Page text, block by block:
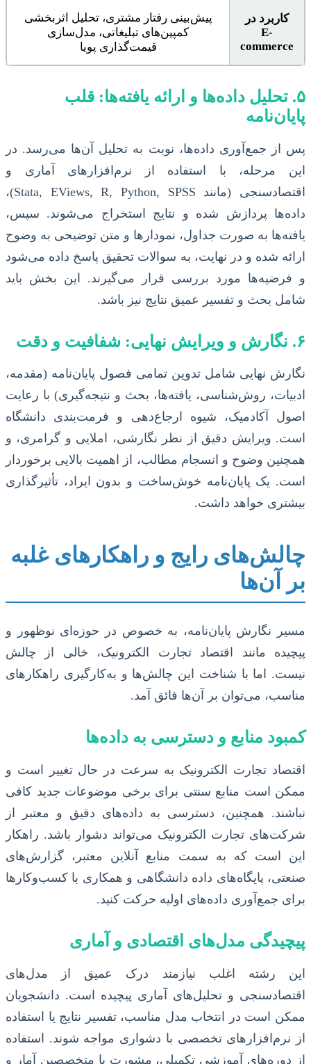
کاربرد در
E-
commerce
پیش‌بینی رفتار مشتری، تحلیل اثربخشی
کمپین‌های تبلیغاتی، مدل‌سازی
قیمت‌گذاری پویا
۵. تحلیل داده‌ها و ارائه یافته‌ها: قلب
پایان‌نامه
پس از جمع‌آوری داده‌ها، نوبت به تحلیل آن‌ها می‌رسد. در
این مرحله، با استفاده از نرم‌افزارهای آماری و
اقتصادسنجی (مانند Stata, EViews, R, Python, SPSS)،
داده‌ها پردازش شده و نتایج استخراج می‌شوند. سپس،
یافته‌ها به صورت جداول، نمودارها و متن توضیحی به وضوح
ارائه شده و در نهایت، به سوالات تحقیق پاسخ داده می‌شود
و فرضیه‌ها مورد بررسی قرار می‌گیرند. این بخش باید
شامل بحث و تفسیر عمیق نتایج نیز باشد.
۶. نگارش و ویرایش نهایی: شفافیت و دقت
نگارش نهایی شامل تدوین تمامی فصول پایان‌نامه (مقدمه،
ادبیات، روش‌شناسی، یافته‌ها، بحث و نتیجه‌گیری) با رعایت
اصول آکادمیک، شیوه ارجاع‌دهی و فرمت‌بندی دانشگاه
است. ویرایش دقیق از نظر نگارشی، املایی و گرامری، و
همچنین وضوح و انسجام مطالب، از اهمیت بالایی برخوردار
است. یک پایان‌نامه خوش‌ساخت و بدون ایراد، تأثیرگذاری
بیشتری خواهد داشت.
چالش‌های رایج و راهکارهای غلبه
بر آن‌ها
مسیر نگارش پایان‌نامه، به خصوص در حوزه‌ای نوظهور و
پیچیده مانند اقتصاد تجارت الکترونیک، خالی از چالش
نیست. اما با شناخت این چالش‌ها و به‌کارگیری راهکارهای
مناسب، می‌توان بر آن‌ها فائق آمد.
کمبود منابع و دسترسی به داده‌ها
اقتصاد تجارت الکترونیک به سرعت در حال تغییر است و
ممکن است منابع سنتی برای برخی موضوعات جدید کافی
نباشند. همچنین، دسترسی به داده‌های دقیق و معتبر از
شرکت‌های تجارت الکترونیک می‌تواند دشوار باشد. راهکار
این است که به سمت منابع آنلاین معتبر، گزارش‌های
صنعتی، پایگاه‌های داده دانشگاهی و همکاری با کسب‌وکارها
برای جمع‌آوری داده‌های اولیه حرکت کنید.
پیچیدگی مدل‌های اقتصادی و آماری
این رشته اغلب نیازمند درک عمیق از مدل‌های
اقتصادسنجی و تحلیل‌های آماری پیچیده است. دانشجویان
ممکن است در انتخاب مدل مناسب، تفسیر نتایج یا استفاده
از نرم‌افزارهای تخصصی با دشواری مواجه شوند. استفاده
از دوره‌های آموزشی تکمیلی، مشورت با متخصصین آمار و